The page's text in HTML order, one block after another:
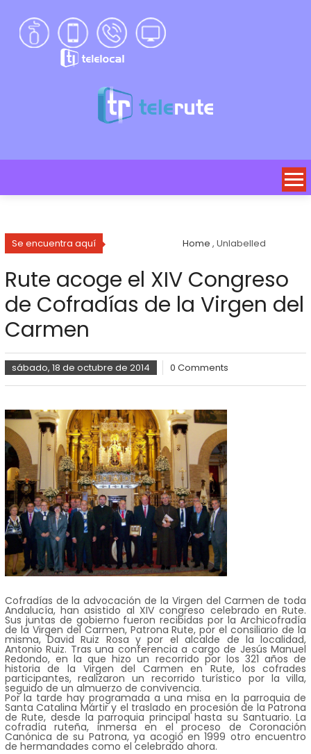
Se encuentra aquí Home , Unlabelled
Rute acoge el XIV Congreso
de Cofradías de la Virgen del
Carmen
sábado, 18 de octubre de 2014 0 Comments
Cofradías de la advocación de la Virgen del Carmen de toda
Andalucía, han asistido al XIV congreso celebrado en Rute.
Sus juntas de gobierno fueron recibidas por la Archicofradía
de la Virgen del Carmen, Patrona Rute, por el consiliario de la
misma, David Ruiz Rosa y por el alcalde de la localidad,
Antonio Ruiz. Tras una conferencia a cargo de Jesús Manuel
Redondo, en la que hizo un recorrido por los 321 años de
historia de la Virgen del Carmen en Rute, los cofrades
participantes, realizaron un recorrido turístico por la villa,
seguido de un almuerzo de convivencia.
Por la tarde hay programada a una misa en la parroquia de
Santa Catalina Mártir y el traslado en procesión de la Patrona
de Rute, desde la parroquia principal hasta su Santuario. La
cofradía ruteña, inmersa en el proceso de Coronación
Canónica de su Patrona, ya acogió en 1999 otro encuentro
de hermandades como el celebrado ahora.